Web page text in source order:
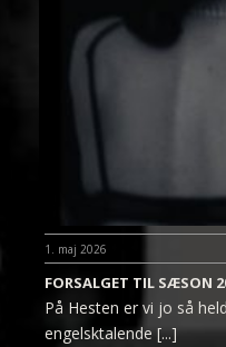
1. maj 2026
FORSALGET TIL SÆSON
På Hesten er vi jo så
engelsktalende [...]